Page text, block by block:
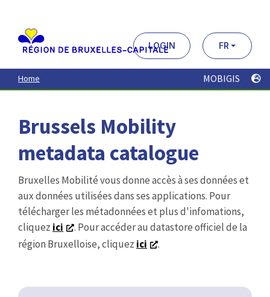
contenu
principal
LOGIN FR
Home MOBIGIS
Brussels Mobility
metadata catalogue
Bruxelles Mobilité vous donne accès à ses données et
aux données utilisées dans ses applications. Pour
télécharger les métadonnées et plus d'infomations,
cliquez ici
. Pour accéder au datastore officiel de la
région Bruxelloise, cliquez ici .